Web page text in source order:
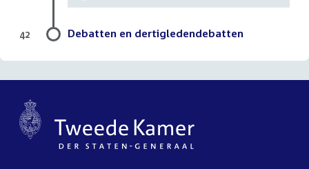
Debatten en dertigledendebatten
42